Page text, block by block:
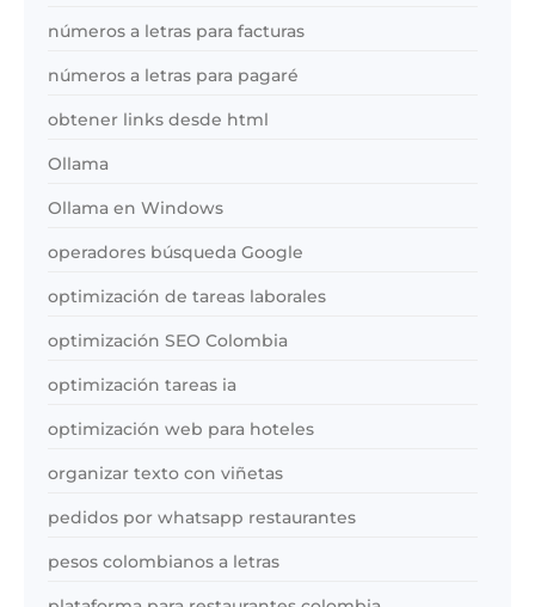
números a letras para facturas
números a letras para pagaré
obtener links desde html
Ollama
Ollama en Windows
operadores búsqueda Google
optimización de tareas laborales
optimización SEO Colombia
optimización tareas ia
optimización web para hoteles
organizar texto con viñetas
pedidos por whatsapp restaurantes
pesos colombianos a letras